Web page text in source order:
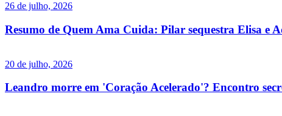
26 de julho, 2026
Resumo de Quem Ama Cuida: Pilar sequestra Elisa e
20 de julho, 2026
Leandro morre em 'Coração Acelerado'? Encontro